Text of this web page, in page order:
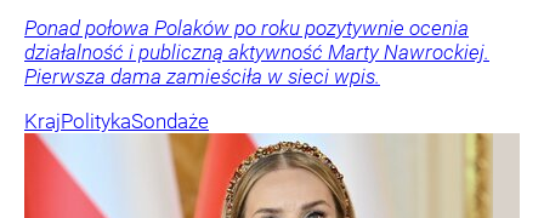
Ponad połowa Polaków po roku pozytywnie ocenia
działalność i publiczną aktywność Marty Nawrockiej.
Pierwsza dama zamieściła w sieci wpis.
KrajPolitykaSondaże